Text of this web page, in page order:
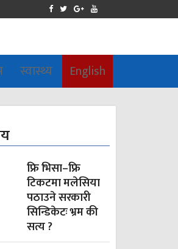
स्वास्थ्य English
फ्रि भिसा–फ्रि
टिकटमा मलेसिया
पठाउने सरकारी
सिन्डिकेटः भ्रम की
सत्य ?